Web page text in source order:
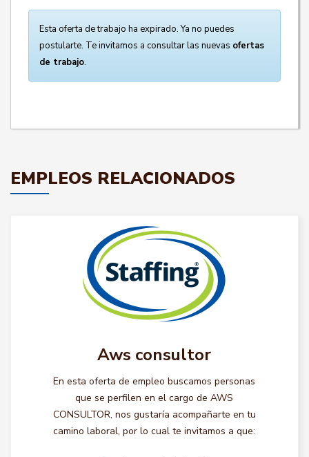
Esta oferta de trabajo ha expirado. Ya no puedes
postularte. Te invitamos a consultar las nuevas ofertas
de trabajo.
EMPLEOS RELACIONADOS
Aws consultor
En esta oferta de empleo buscamos personas
que se perfilen en el cargo de AWS
CONSULTOR, nos gustaría acompañarte en tu
camino laboral, por lo cual te invitamos a que: